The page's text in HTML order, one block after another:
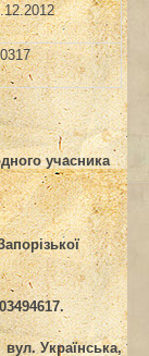
учасника
03494617.
Українська,